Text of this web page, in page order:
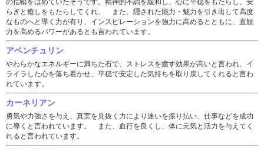
らぎと癒しをもたらしてくれ、 また、隠された能力・魅力を引き出して高度
なものへと導く力が有り、インスピレーションを強力に高めるとともに、直観
力を高めるパワーがあるとも言われています。
アベンチュリン
やわらかなエネルギーに満ちた石で、ストレスを癒す効果が高いと言われ、イ
ライラした心を落ち着かせ、平穏で安定した気持ちを取り戻してくれると言わ
れています。
カーネリアン
勇気や力強さを与え、真実を見抜く力により迷いを振り払い、仕事などを成功
に導くと言われています。 また、血行を良くし、体に元気と活力を与えてく
れると言われています。